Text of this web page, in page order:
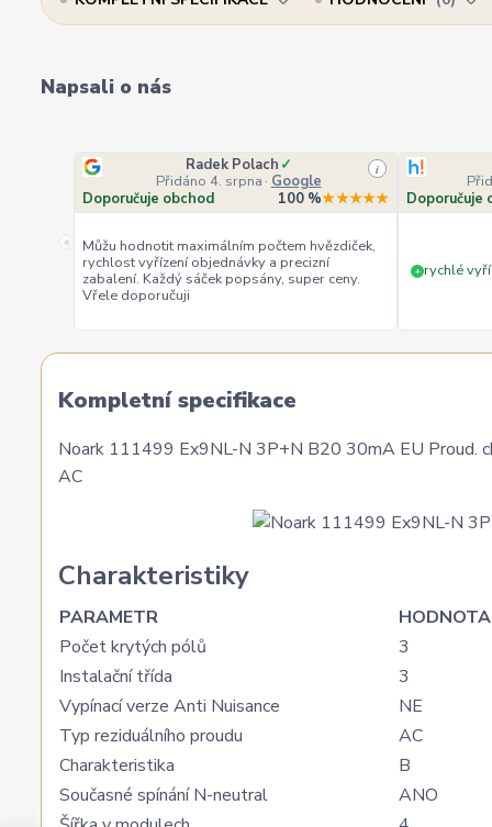
Napsali o nás
«
Radek Polach ✓
Přidáno 4. srpna · Google
i
Doporučuje obchod 100 %★★★★★
Můžu hodnotit maximálním počtem hvězdiček,
rychlost vyřízení objednávky a precizní
zabalení. Každý sáček popsány, super ceny.
Vřele doporučuji
Doporučuje
+ rychlé
Kompletní specifikace
Noark 111499 Ex9NL-N 3P+N B20 30mA EU Proud.
AC
Charakteristiky
PARAMETR
HODNOTA
Počet krytých pólů
3
Instalační třída
3
Vypínací verze Anti Nuisance
NE
Typ reziduálního proudu
AC
Charakteristika
B
Současné spínání N-neutral
ANO